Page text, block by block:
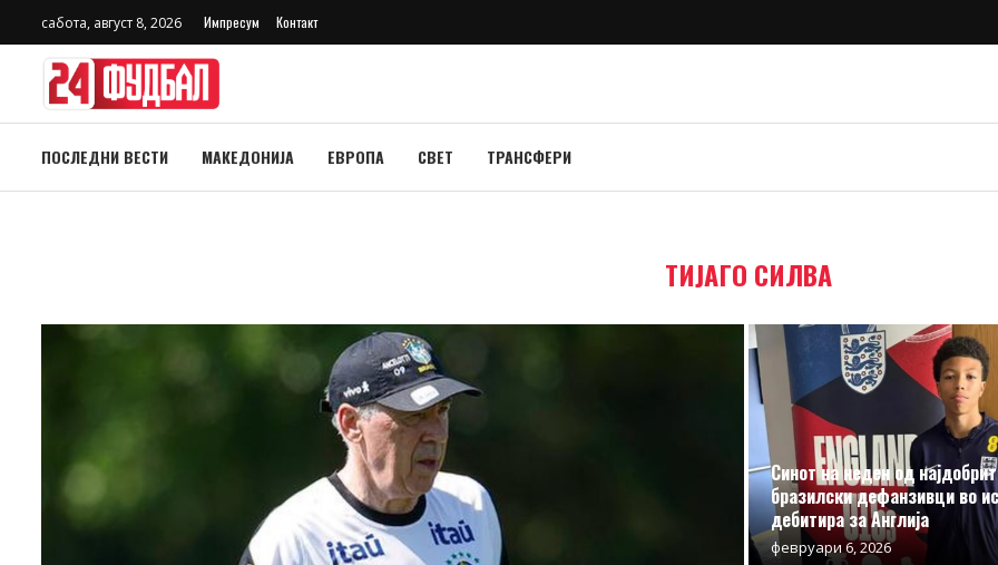
сабота, август 8, 2026 Импресум Контакт
ПОСЛЕДНИ ВЕСТИ МАКЕДОНИЈА ЕВРОПА СВЕТ ТРАНСФЕРИ
ТИЈАГО СИЛВА
Синот на неден од
бразилски дефанзивци во
дебитира за Англија
февруари 6, 2026